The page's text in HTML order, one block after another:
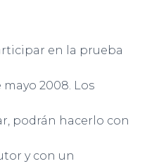
en la prueba
2008. Los
podrán hacerlo con
y con un